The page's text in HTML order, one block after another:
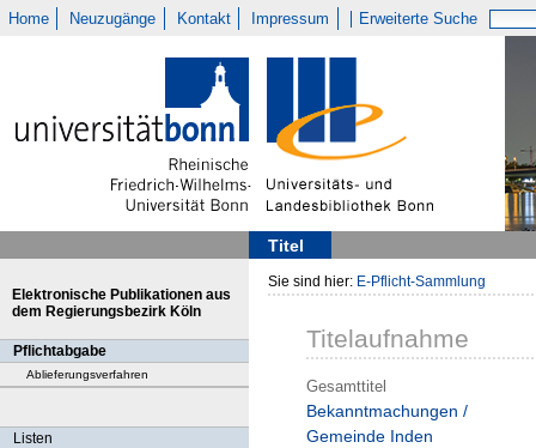
Home Neuzugänge Kontakt Impressum Erweiterte Suche
Titel
Elektronische Publikationen aus
dem Regierungsbezirk Köln
Pflichtabgabe
Ablieferungsverfahren
Listen
Sie sind hier: E-Pflicht-Sammlung
Titelaufnahme
Gesamttitel
Bekanntmachungen /
Gemeinde Inden